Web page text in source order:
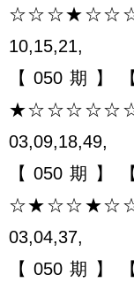
10,15,21,
【050期
03,09,18,49,
【050期
03,04,37,
【050期